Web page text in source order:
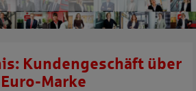
Kundengeschäft über
Marke